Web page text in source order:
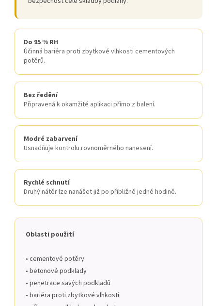
Do 95 % RH
Účinná bariéra proti zbytkové vlhkosti cementových
potěrů.
Bez ředění
Připravená k okamžité aplikaci přímo z balení.
Modré zabarvení
Usnadňuje kontrolu rovnoměrného nanesení.
Rychlé schnutí
Druhý nátěr lze nanášet již po přibližně jedné hodině.
Oblasti použití
• cementové potěry
• betonové podklady
• penetrace savých podkladů
• bariéra proti zbytkové vlhkosti